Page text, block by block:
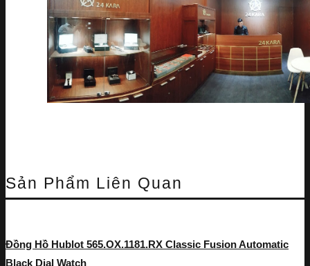
Sản Phẩm Liên Quan
Đồng Hồ Hublot 565.OX.1181.RX Classic Fusion Automatic
Black Dial Watch